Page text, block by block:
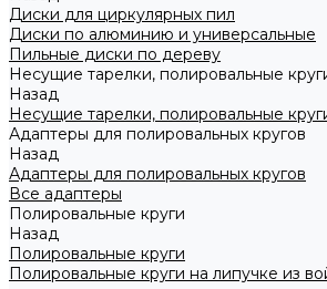
Диски для циркулярных пил
Диски по алюминию и универсальные
Пильные диски по дереву
Несущие тарелки, полировальные
Назад
Несущие тарелки, полировальные
Адаптеры для полировальных кругов
Назад
Адаптеры для полировальных кругов
Все адаптеры
Полировальные круги
Назад
Полировальные круги
Полировальные круги на липучке из